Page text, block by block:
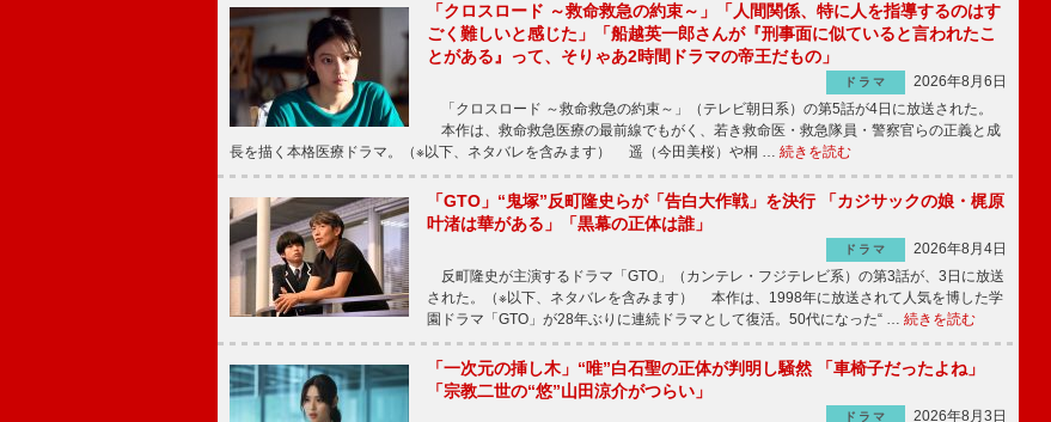
「クロスロード ～救命救急の約束～」「人間関係、特に人を指導するのはす
ごく難しいと感じた」「船越英一郎さんが『刑事面に似ていると言われたこ
とがある』って、そりゃあ2時間ドラマの帝王だもの」
ドラマ
2026年8月6日
「クロスロード ～救命救急の約束～」（テレビ朝日系）の第5話が4日に放送された。
本作は、救命救急医療の最前線でもがく、若き救命医・救急隊員・警察官らの正義と成
長を描く本格医療ドラマ。（※以下、ネタバレを含みます） 遥（今田美桜）や桐 … 続きを読む
「GTO」“鬼塚”反町隆史らが「告白大作戦」を決行 「カジサックの娘・梶原
叶渚は華がある」「黒幕の正体は誰」
ドラマ
2026年8月4日
反町隆史が主演するドラマ「GTO」（カンテレ・フジテレビ系）の第3話が、3日に放送
された。（※以下、ネタバレを含みます） 本作は、1998年に放送されて人気を博した学
園ドラマ「GTO」が28年ぶりに連続ドラマとして復活。50代になった“ … 続きを読む
「一次元の挿し木」“唯”白石聖の正体が判明し騒然 「車椅子だったよね」
「宗教二世の“悠”山田涼介がつらい」
ドラマ 2026年8月3日